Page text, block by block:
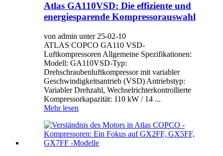
Atlas GA110VSD: Die effiziente und
energiesparende Kompressorauswahl
von admin unter 25-02-10
ATLAS COPCO GA110 VSD-
Luftkompressoren Allgemeine Spezifikationen:
Modell: GA110VSD-Typ:
Drehschraubenluftkompressor mit variabler
Geschwindigkeitsantrieb (VSD) Antriebstyp:
Variabler Drehzahl, Wechselrichterkontrollierte
Kompressorkapazität: 110 kW / 14 ...
Mehr lesen